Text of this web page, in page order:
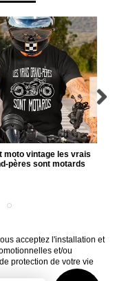
moto vintage les vrais
pères sont motards
Paiement sécurisé
acceptez l'installation et
et/ou
protection de votre vie